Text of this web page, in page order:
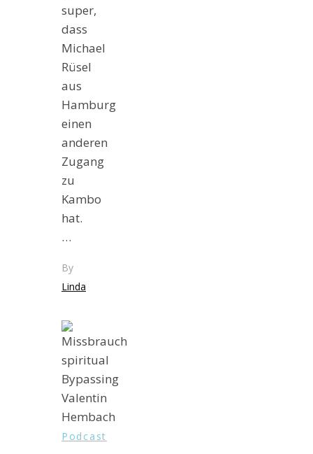
super,
dass
Michael
Rüsel
aus
Hamburg
einen
anderen
Zugang
zu
Kambo
hat.
…
By
Linda
Podcast